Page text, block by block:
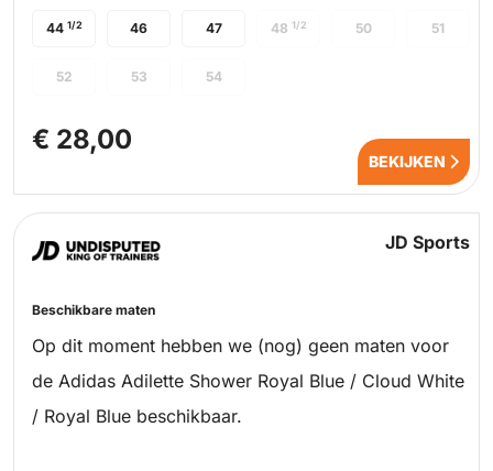
JD Sports
Beschikbare maten
Op dit moment hebben we (nog) geen maten voor
de Adidas Adilette Shower Royal Blue / Cloud White
/ Royal Blue beschikbaar.
44 1/2 46 47 48 1/2 50 51
52 53 54
€ 28,00
BEKIJKEN